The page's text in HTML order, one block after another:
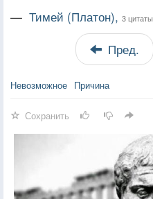
— Тимей (Платон), 3 цитаты
Пред.
Невозможное Причина
Сохранить